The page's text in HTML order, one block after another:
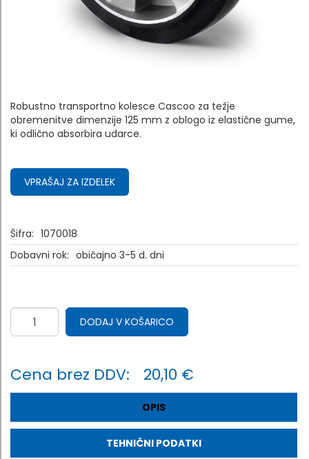
Robustno transportno kolesce Cascoo za težje
obremenitve dimenzije 125 mm z oblogo iz elastične gume,
ki odlično absorbira udarce.
VPRAŠAJ ZA IZDELEK
Šifra: 1070018
Dobavni rok: običajno 3-5 d. dni
DODAJ V KOŠARICO
Cena brez DDV: 20,10 €
OPIS
TEHNIČNI PODATKI